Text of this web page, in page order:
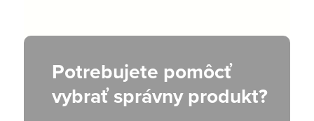
Potrebujete pomôcť
vybrať správny produkt?